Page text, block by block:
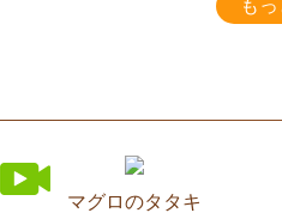
も
マグロのタタキ